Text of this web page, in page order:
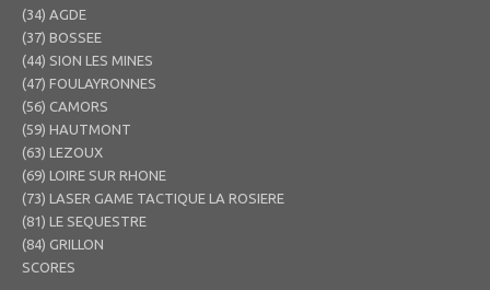
(34) AGDE
(37) BOSSEE
(44) SION LES MINES
(47) FOULAYRONNES
(56) CAMORS
(59) HAUTMONT
(63) LEZOUX
(69) LOIRE SUR RHONE
(73) LASER GAME TACTIQUE LA ROSIERE
(81) LE SEQUESTRE
(84) GRILLON
SCORES